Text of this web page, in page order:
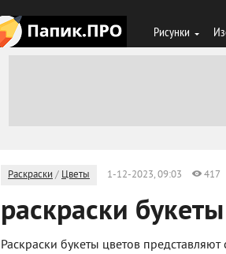
Рисунки
Раскраски / Цветы 1-12-2023, 09:03 417
раскраски
Раскраски букеты цветов